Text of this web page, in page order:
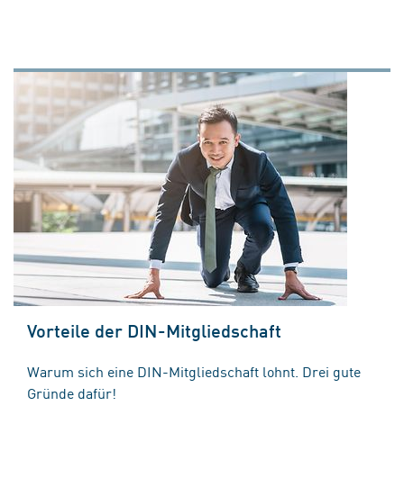
Vorteile der DIN-Mitgliedschaft
Warum sich eine DIN-Mitgliedschaft lohnt. Drei gute
Gründe dafür!